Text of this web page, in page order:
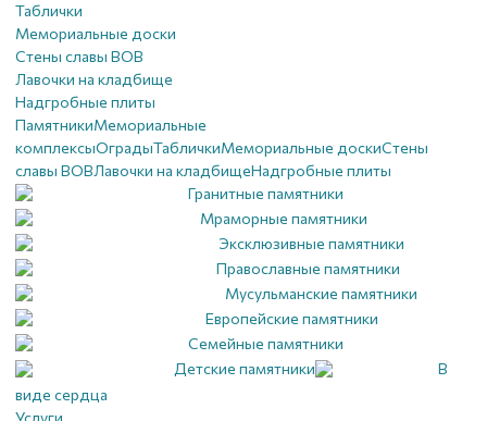
Таблички
Мемориальные доски
Стены славы ВОВ
Лавочки на кладбище
Надгробные плиты
ПамятникиМемориальные
комплексыОградыТабличкиМемориальные доскиСтены
славы ВОВЛавочки на кладбищеНадгробные плиты
Гранитные памятники
Мраморные памятники
Эксклюзивные памятники
Православные памятники
Мусульманские памятники
Европейские памятники
Семейные памятники
Детские памятники
В
виде сердца
Услуги